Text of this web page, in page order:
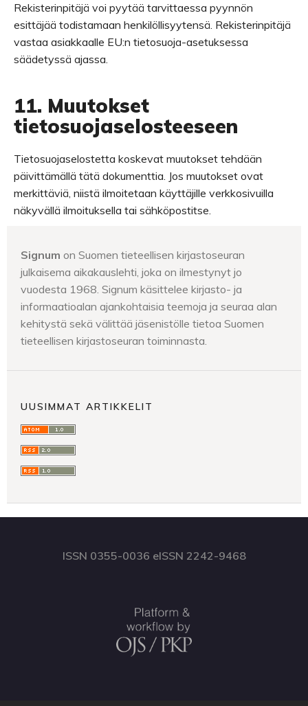
Rekisterinpitäjä voi pyytää tarvittaessa pyynnön
esittäjää todistamaan henkilöllisyytensä. Rekisterinpitäjä
vastaa asiakkaalle EU:n tietosuoja-asetuksessa
säädetyssä ajassa.
11. Muutokset
tietosuojaselosteeseen
Tietosuojaselostetta koskevat muutokset tehdään
päivittämällä tätä dokumenttia. Jos muutokset ovat
merkittäviä, niistä ilmoitetaan käyttäjille verkkosivuilla
näkyvällä ilmoituksella tai sähköpostitse.
Signum on Suomen tieteellisen kirjastoseuran
julkaisema aikakauslehti, joka on ilmestynyt jo
vuodesta 1968. Signum käsittelee kirjasto- ja
informaatioalan ajankohtaisia teemoja ja seuraa alan
kehitystä sekä välittää jäsenistölle tietoa Suomen
tieteellisen kirjastoseuran toiminnasta.
UUSIMMAT ARTIKKELIT
ISSN 0355-0036 eISSN 2242-9468